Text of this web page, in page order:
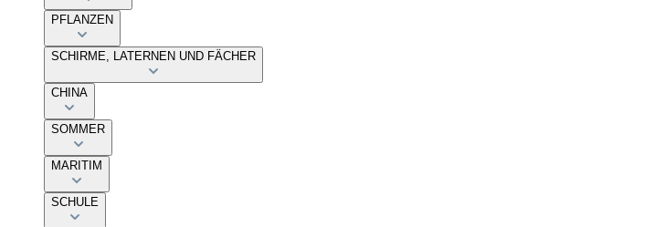
PFLANZEN
SCHIRME, LATERNEN UND FÄCHER
CHINA
SOMMER
MARITIM
SCHULE